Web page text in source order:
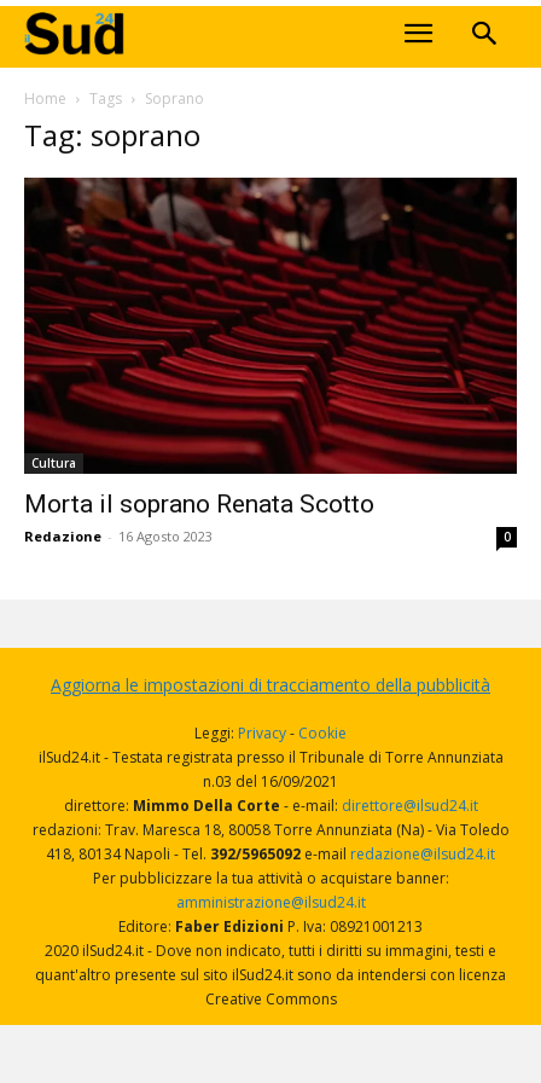
Home Tags Soprano
Tag: soprano
Cultura
Morta il soprano Renata Scotto
Redazione - 16 Agosto 2023 0
Aggiorna le impostazioni di tracciamento della pubblicità
Leggi: Privacy- Cookie
ilSud24.it - Testata registrata presso il Tribunale di Torre Annunziata
n.03 del 16/09/2021
direttore: Mimmo Della Corte - e-mail: direttore@ilsud24.it
redazioni: Trav. Maresca 18, 80058 Torre Annunziata (Na) - Via Toledo
418, 80134 Napoli - Tel. 392/5965092 e-mail redazione@ilsud24.it
Per pubblicizzare la tua attività o acquistare banner:
amministrazione@ilsud24.it
Editore: Faber Edizioni P. Iva: 08921001213
2020 ilSud24.it - Dove non indicato, tutti i diritti su immagini, testi e
quant'altro presente sul sito ilSud24.it sono da intendersi con licenza
Creative Commons